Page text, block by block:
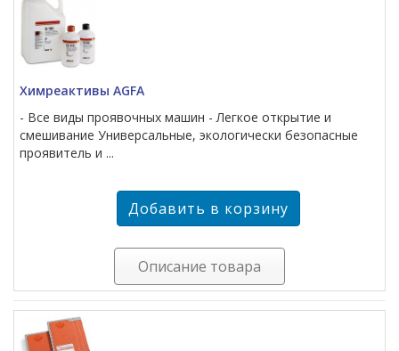
Химреактивы AGFA
- Все виды проявочных машин - Легкое открытие и
смешивание Универсальные, экологически безопасные
проявитель и ...
Описание товара